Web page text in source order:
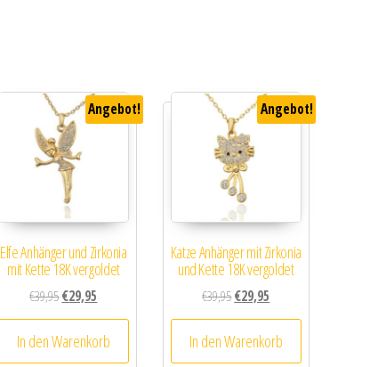
Angebot!
Elfe Anhänger und Zirkonia
mit Kette 18K vergoldet
€39,95Ursprünglicher Preis war: €39,95
€29,95 Aktueller Preis ist: €29,95.
In den Warenkorb
Angebot!
Katze Anhänger mit Zirkonia
und Kette 18K vergoldet
€39,95Ursprünglicher Preis war: €39,95
€29,95
In den Warenkorb